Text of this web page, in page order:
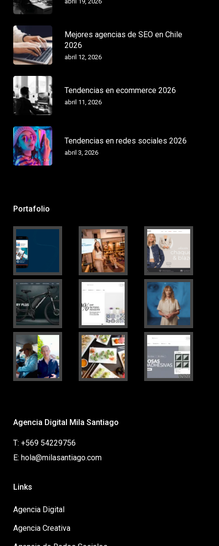
Mejores agencias de SEO en Chile
2026
abril 12, 2026
Tendencias en ecommerce 2026
abril 11, 2026
Tendencias en redes sociales 2026
abril 3, 2026
Portafolio
Agencia Digital Mila Santiago
T: +569 54229756
E: hola@milasantiago.com
Links
Agencia Digital
Agencia Creativa